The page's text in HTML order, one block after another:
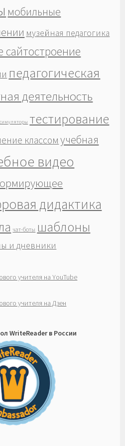
мобильные
музейная педагогика
сайтостроение
педагогическая
деятельность
симуляторы тестирование
классом учебная
видео
дидактика
чат-боты шаблоны
и дневники
учителя на YouTube
учителя на Дзен
WriteReader в России